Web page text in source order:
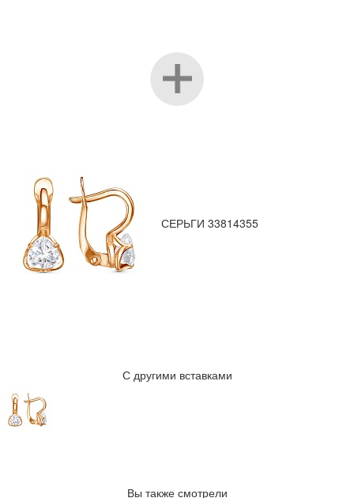
СЕРЬГИ 33814355
С другими вставками
Вы также смотрели